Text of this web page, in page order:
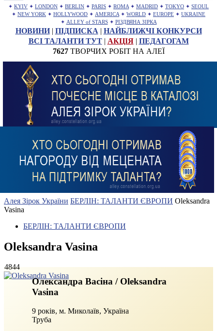
✦ KYIV ✦ LONDON ✦ BERLIN ✦ PARIS ✦ ROMA ✦ MADRID ✦ TOKYO ✦ SEOUL
✦ NEW YORK ✦ HOLLYWOOD ✦ AMERICA ✦ WORLD ✦ EUROPE ✦ UKRAINE
✦ ALLEY of STARS ✦ РІЗДВЯНА ЗІРКА
НОВИНИ| ПІДПИСКА | НАЙБЛИЖЧІ КОНКУРСИ
ВСІ ТАЛАНТИ ТУТ| АКЦІЯ| ПЕДАГОГАМ
7627ТВОРЧИХ РОБІТ НА АЛЕЇ
Алея Зірок України БЕРЛІН: ТАЛАНТИ ЄВРОПИ Oleksandra
Vasina
БЕРЛІН: ТАЛАНТИ ЄВРОПИ
Oleksandra Vasina
4844
Олександра Васіна / Oleksandra
Vasina
9 років, м. Миколаїв, Україна
Труба